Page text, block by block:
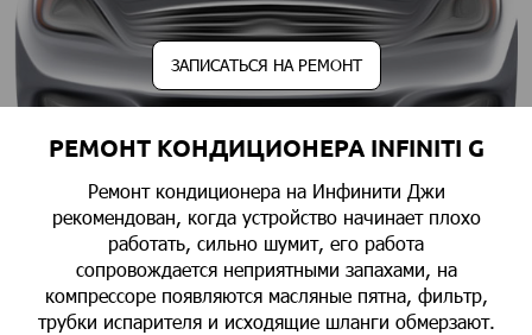
ЗАПИСАТЬСЯ НА РЕМОНТ
РЕМОНТ КОНДИЦИОНЕРА INFINITI G
Ремонт кондиционера на Инфинити Джи
рекомендован, когда устройство начинает плохо
работать, сильно шумит, его работа
сопровождается неприятными запахами, на
компрессоре появляются масляные пятна, фильтр,
трубки испарителя и исходящие шланги обмерзают.